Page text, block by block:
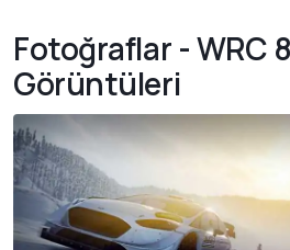
Fotoğraflar - WRC
Görüntüleri